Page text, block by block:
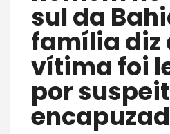
sul da
família diz
vítima foi
por